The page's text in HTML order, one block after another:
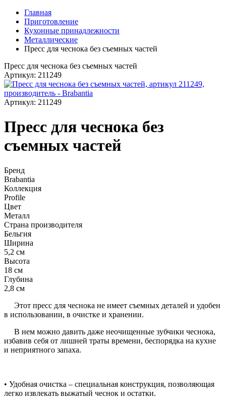
Главная
Приготовление
Кухонные принадлежности
Металлические
Пресс для чеснока без съемных частей
Пресс для чеснока без съемных частей
Артикул: 211249
Артикул: 211249
Пресс для чеснока без
съемных частей
Бренд
Brabantia
Коллекция
Profile
Цвет
Металл
Страна производителя
Бельгия
Ширина
5,2 см
Высота
18 см
Глубина
2,8 см
Этот пресс для чеснока не имеет съемных деталей и удобен
в использовании, в очистке и хранении.
В нем можно давить даже неочищенные зубчики чеснока,
избавив себя от лишней траты времени, беспорядка на кухне
и неприятного запаха.
• Удобная очистка – специальная конструкция, позволяющая
легко извлекать выжатый чеснок и остатки.